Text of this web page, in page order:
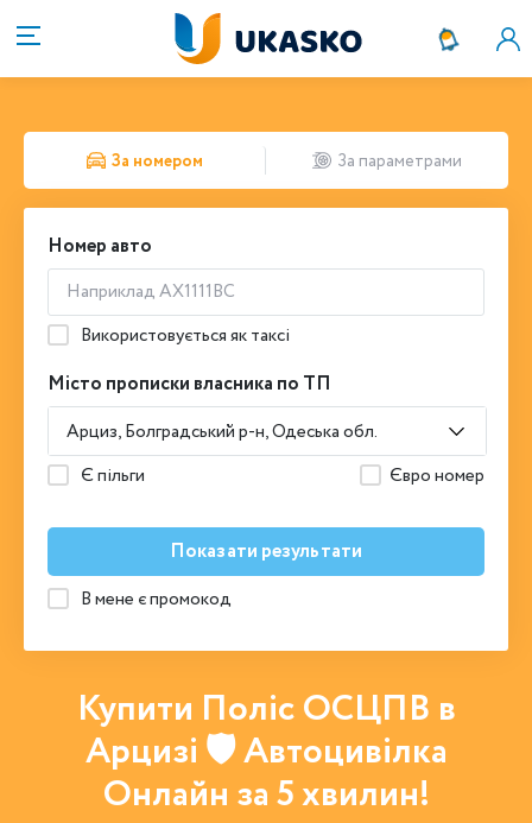
Купити Поліс ОСЦПВ в
Арцизі 🛡 Автоцивілка
Онлайн за 5 хвилин!
За номером За параметрами
Номер авто
Використовується як таксі
Місто прописки власника по ТП
Арциз, Болградський р-н, Одеська обл.
Є пільги
Євро номер
Показати результати
В мене є промокод